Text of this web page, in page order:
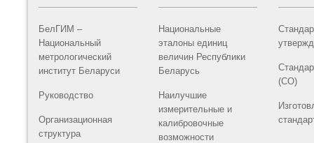
БелГИМ –
Национальный
метрологический
институт Беларуси
Руководство
Организационная
структура
Национальные
эталоны единиц
величин Республики
Беларусь
Наилучшие
измерительные и
калибровочные
возможности
(СО)